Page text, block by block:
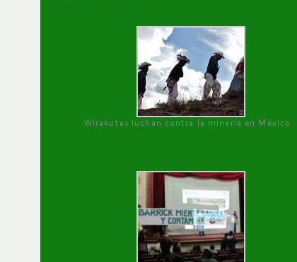
Wirakutas luchan contra la minería en México